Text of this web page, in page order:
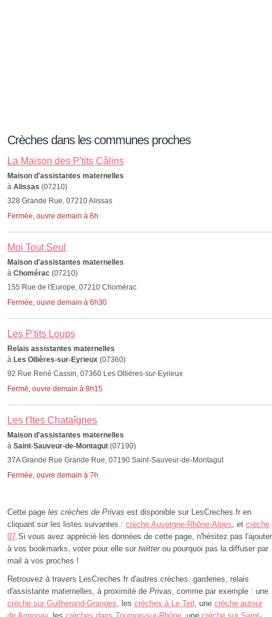
Crèches dans les communes proches
La Maison des P'tits Câlins
Maison d'assistantes maternelles
à Alissas (07210)
328 Grande Rue, 07210 Alissas
Fermée, ouvre demain à 6h
Moi Tout Seul
Maison d'assistantes maternelles
à Chomérac (07210)
155 Rue de l'Europe, 07210 Chomérac
Fermée, ouvre demain à 6h30
Les P'tits Loups
Relais assistantes maternelles
à Les Ollières-sur-Eyrieux (07360)
92 Rue René Cassin, 07360 Les Ollières-sur-Eyrieux
Fermé, ouvre demain à 8h15
Les t'Ites Chataîgnes
Maison d'assistantes maternelles
à Saint-Sauveur-de-Montagut (07190)
37A Grande Rue Grande Rue, 07190 Saint-Sauveur-de-Montagut
Fermée, ouvre demain à 7h
Cette page les crèches de Privas est disponible sur LesCreches.fr en
cliquant sur les listes suivantes : crèche Auvergne-Rhône-Alpes, et crèche
07.Si vous avez apprécié les données de cette page, n'hésitez pas l'ajouter
à vos bookmarks, voter pour elle sur twitterou pourquoi pas la diffuser par
mail à vos proches !
Retrouvez à travers LesCreches.fr d'autres crèches, garderies, relais
d'assistante maternelles, à proximité de Privas, comme par exemple : une
crèche sur Guilherand-Granges, les crèches à Le Teil , une crèche autour